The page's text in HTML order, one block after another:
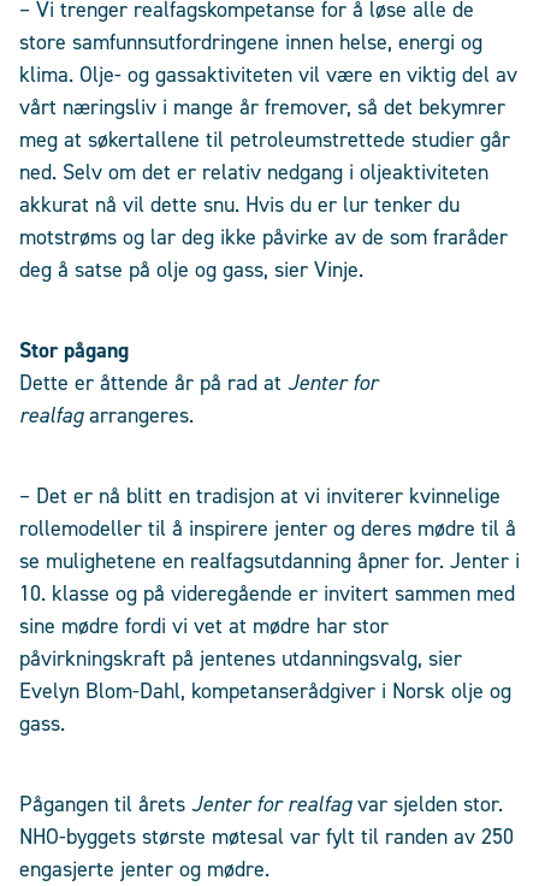
– Vi trenger realfagskompetanse for å løse alle de
store samfunnsutfordringene innen helse, energi og
klima. Olje- og gassaktiviteten vil være en viktig del av
vårt næringsliv i mange år fremover, så det bekymrer
meg at søkertallene til petroleumstrettede studier går
ned. Selv om det er relativ nedgang i oljeaktiviteten
akkurat nå vil dette snu. Hvis du er lur tenker du
motstrøms og lar deg ikke påvirke av de som fraråder
deg å satse på olje og gass, sier Vinje.
Stor pågang
Dette er åttende år på rad at Jenter for
realfagarrangeres.
– Det er nå blitt en tradisjon at vi inviterer kvinnelige
rollemodeller til å inspirere jenter og deres mødre til å
se mulighetene en realfagsutdanning åpner for. Jenter i
10. klasse og på videregående er invitert sammen med
sine mødre fordi vi vet at mødre har stor
påvirkningskraft på jentenes utdanningsvalg, sier
Evelyn Blom-Dahl, kompetanserådgiver i Norsk olje og
gass.
Pågangen til årets Jenter for realfagvar sjelden stor.
NHO-byggets største møtesal var fylt til randen av 250
engasjerte jenter og mødre.